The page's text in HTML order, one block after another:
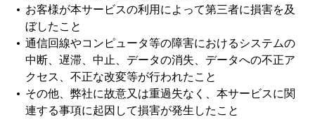
お客様が本サービスの利用によって第三者に損害を及
ぼしたこと
通信回線やコンピュータ等の障害におけるシステムの
中断、遅滞、中止、データの消失、データへの不正ア
クセス、不正な改変等が行われたこと
その他、弊社に故意又は重過失なく、本サービスに関
連する事項に起因して損害が発生したこと